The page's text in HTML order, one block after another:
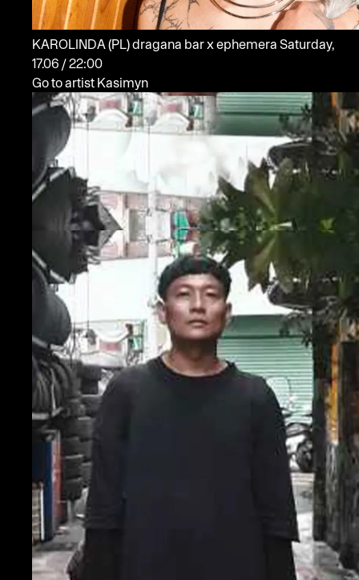
KAROLINDA (PL)dragana bar x ephemera Saturday,
17.06 / 22:00
Go to artist Kasimyn